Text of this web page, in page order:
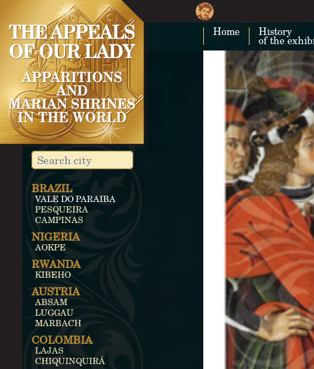
Home History
of the
BRAZIL
VALE DO PARAIBA
PESQUEIRA
CAMPINAS
NIGERIA
AOKPE
RWANDA
KIBEHO
AUSTRIA
ABSAM
LUGGAU
MARBACH
COLOMBIA
LAJAS
CHIQUINQUIRÁ